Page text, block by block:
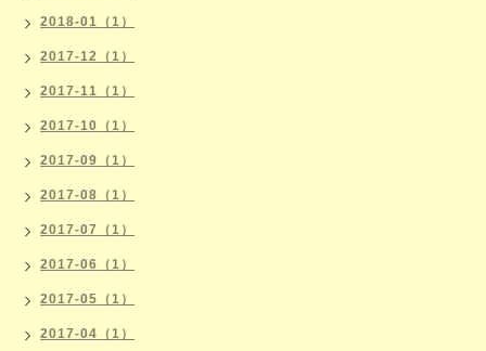
2018-01（1）
2017-12（1）
2017-11（1）
2017-10（1）
2017-09（1）
2017-08（1）
2017-07（1）
2017-06（1）
2017-05（1）
2017-04（1）